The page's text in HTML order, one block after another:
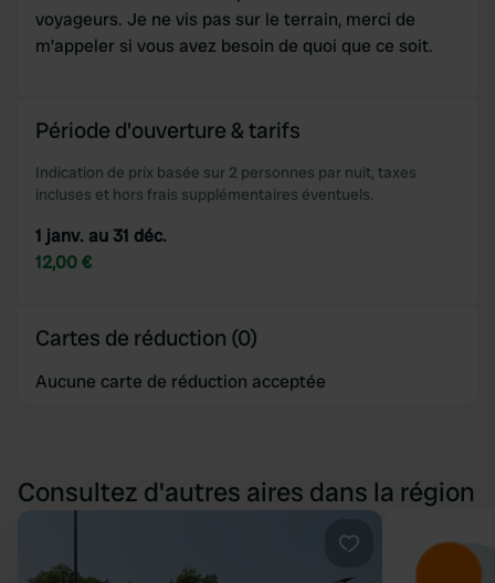
provided to them or that they’ve collected from your use
of their services.
voyageurs. Je ne vis pas sur le terrain, merci de
m’appeler si vous avez besoin de quoi que ce soit.
Période d'ouverture & tarifs
Indication de prix basée sur 2 personnes par nuit, taxes
incluses et hors frais supplémentaires éventuels.
1 janv. au 31 déc.
12,00 €
Cartes de réduction (0)
Aucune carte de réduction acceptée
Consultez d'autres aires dans la région